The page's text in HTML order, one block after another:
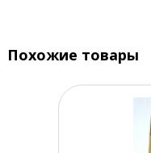
Похожие товары